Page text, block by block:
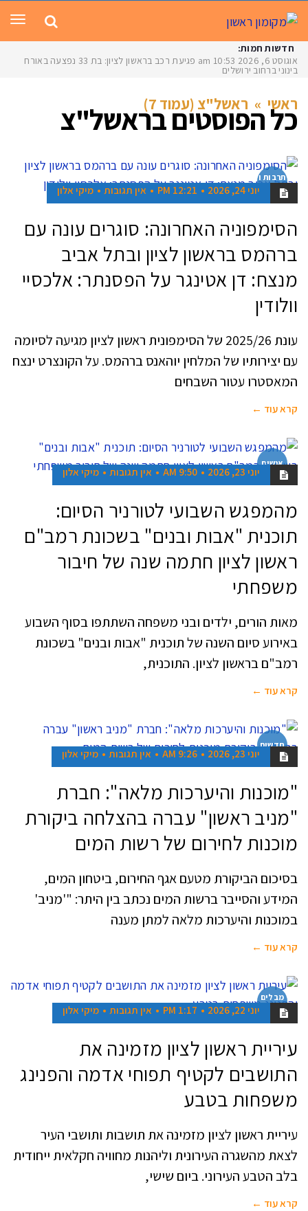
חדשות חמות:
אוגוסט 6, 2026
10:53 am פגיעת רכב בראשון לציון: בת 33 נפצעה באורח
בינוני ברחוב ירושלים
ראשי » ראשל"צ (עמוד 7)
כל הפוסטים בראשל"צ
תרבות ו
בידור יוני 24, 2026 12:21 PM אין תגובות מיקי אלון
הסימפוניה האחרונה: סוגרים עונה עם
ברהמס בראשון לציון ובתל אביב
מנצח: דן אטינגר על הפסנתר: אלכסיי
וולודין
עונת 2025/26 של הסימפונית ראשון לציון מגיעה לסיומה
עם יצירותיו של המלחין יוהאנס ברהמס. על הקונצרט ינצח
המאסטרו עטור השבחים
קרא עוד ←
אנשים
יוני 23, 2026 9:50 AM אין תגובות מיקי אלון
מהמפגש השבועי לטורניר הסיום:
תוכנית "אבות ובנים" בשכונת רמב"ם
ראשון לציון חתמה שנה של חיבור
משפחתי
מאות הורים, ילדים ובני משפחה השתתפו בסוף השבוע
באירוע סיום השנה של תוכנית "אבות ובנים" בשכונת
רמב"ם בראשון לציון. התוכנית,
קרא עוד ←
חדשות
יוני 23, 2026 9:26 AM אין תגובות מיקי אלון
"מוכנות והיערכות מלאה": חברת
"מניב ראשון" עברה בהצלחה ביקורת
מוכנות לחירום של רשות המים
בסיכום הביקורת מטעם אגף החירום, ביטחון המים,
המידע והסייבר ברשות המים נכתב בין היתר: "'מניב'
במוכנות והיערכות מלאה למתן מענה
קרא עוד ←
מבלים
בראשוןיוני 22, 2026 1:17 PM אין תגובות מיקי אלון
עיריית ראשון לציון מזמינה את
התושבים לקטיף תפוחי אדמה והפנינג
משפחות בטבע
עיריית ראשון לציון מזמינה את תושבות ותושבי העיר
לצאת מהשגרה העירונית וליהנות מחוויה חקלאית ייחודית
בלב הטבע העירוני. ביום שישי,
קרא עוד ←